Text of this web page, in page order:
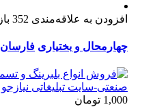
افزودن به علاقه‌مندی 352 بازدید
چهارمحال و بختیاری فارسان
1,000 تومان